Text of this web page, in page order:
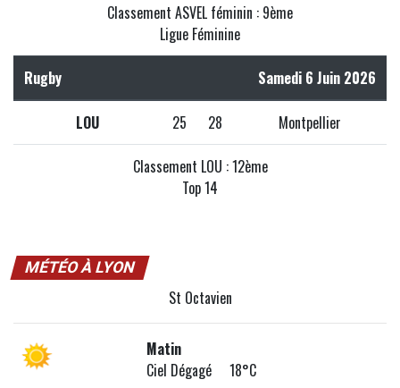
Classement ASVEL féminin : 9ème
Ligue Féminine
Rugby Samedi 6 Juin 2026
LOU 25 28 Montpellier
Classement LOU : 12ème
Top 14
MÉTÉO À LYON
St Octavien
Matin
Ciel Dégagé 18°C